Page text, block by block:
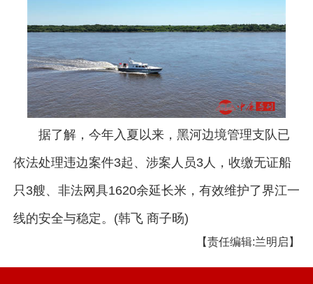
据了解，今年入夏以来，黑河边境管理支队已
依法处理违边案件3起、涉案人员3人，收缴无证船
只3艘、非法网具1620余延长米，有效维护了界江一
线的安全与稳定。(韩飞 商子旸)
【责任编辑:兰明启】